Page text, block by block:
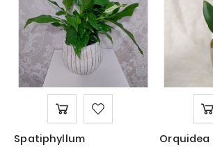
Spatiphyllum Orquidea